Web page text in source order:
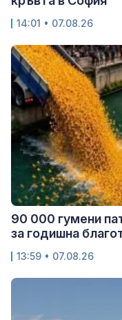
14:01 • 07.08.26
90 000 гумени
за годишна
13:59 • 07.08.26